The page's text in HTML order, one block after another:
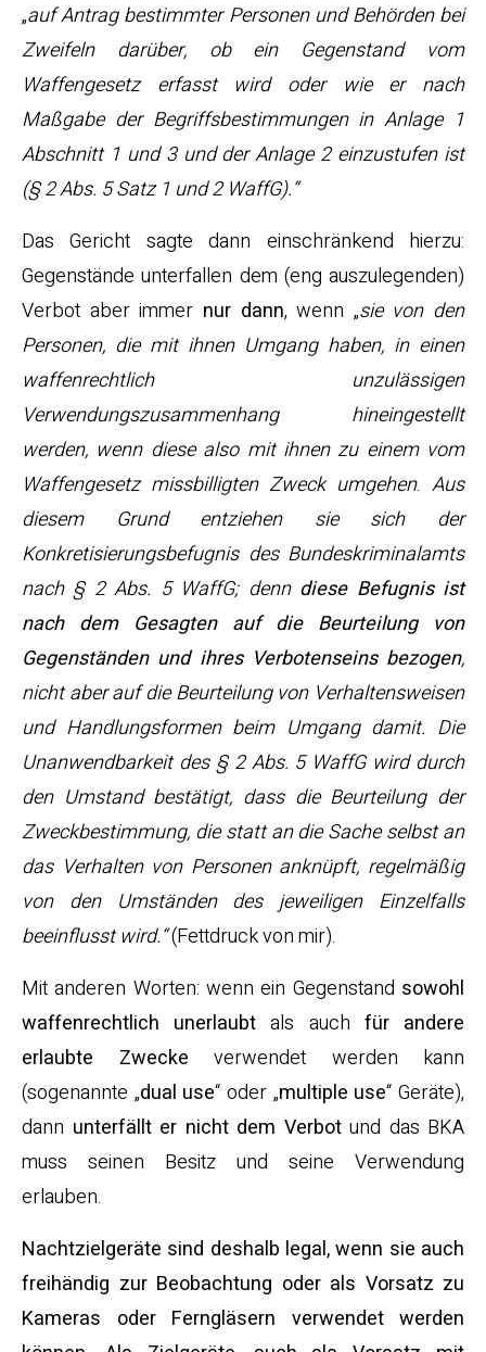
„auf Antrag bestimmter Personen und Behörden bei
Zweifeln darüber, ob ein Gegenstand vom
Waffengesetz erfasst wird oder wie er nach
Maßgabe der Begriffsbestimmungen in Anlage 1
Abschnitt 1 und 3 und der Anlage 2 einzustufen ist
(§ 2 Abs. 5 Satz 1 und 2 WaffG).“
Das Gericht sagte dann einschränkend hierzu:
Gegenstände unterfallen dem (eng auszulegenden)
Verbot aber immer nur dann, wenn „sie von den
Personen, die mit ihnen Umgang haben, in einen
waffenrechtlich unzulässigen
Verwendungszusammenhang hineingestellt
werden, wenn diese also mit ihnen zu einem vom
Waffengesetz missbilligten Zweck umgehen. Aus
diesem Grund entziehen sie sich der
Konkretisierungsbefugnis des Bundeskriminalamts
nach § 2 Abs. 5 WaffG; denn diese Befugnis ist
nach dem Gesagten auf die Beurteilung von
Gegenständen und ihres Verbotenseins bezogen,
nicht aber auf die Beurteilung von Verhaltensweisen
und Handlungsformen beim Umgang damit. Die
Unanwendbarkeit des § 2 Abs. 5 WaffG wird durch
den Umstand bestätigt, dass die Beurteilung der
Zweckbestimmung, die statt an die Sache selbst an
das Verhalten von Personen anknüpft, regelmäßig
von den Umständen des jeweiligen Einzelfalls
beeinflusst wird.“(Fettdruck von mir).
Mit anderen Worten: wenn ein Gegenstand sowohl
waffenrechtlich unerlaubt als auch für andere
erlaubte Zwecke verwendet werden kann
(sogenannte „dual use“ oder „multiple use“ Geräte),
dann unterfällt er nicht dem Verbotund das BKA
muss seinen Besitz und seine Verwendung
erlauben.
Nachtzielgeräte sind deshalb legal, wenn sie auch
freihändig zur Beobachtung oder als Vorsatz zu
Kameras oder Ferngläsern verwendet werden